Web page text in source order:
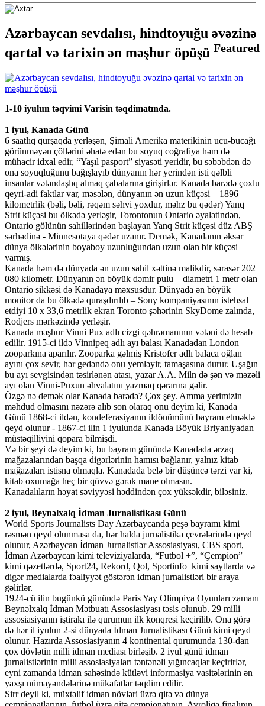
Azərbaycan sevdalısı, hindtoyuğu əvəzinə
qartal və tarixin ən məşhur öpüşü Featured
1-10 iyulun təqvimi Varisin təqdimatında.
1 iyul, Kanada Günü
6 saatlıq qurşaqda yerləşən, Şimali Amerika materikinin ucu-bucağı
görünməyən çöllərini əhatə edən bu soyuq coğrafiya həm də
mühacir idxal edir, “Yaşıl pasport” siyasəti yeridir, bu səbəbdən də
ona soyuqluğunu bağışlayıb dünyanın hər yerindən isti qəlbli
insanlar vətəndaşlıq almaq çabalarına girişirlər. Kanada barədə çoxlu
qeyri-adi faktlar var, məsələn, dünyanın ən uzun küçəsi – 1896
kilometrlik (bəli, bəli, rəqəm səhvi yoxdur, məhz bu qədər) Yanq
Strit küçəsi bu ölkədə yerləşir, Torontonun Ontario əyalətindən,
Ontario gölünün sahillərindən başlayan Yanq Strit küçəsi düz ABŞ
sərhədinə - Minnesotaya qədər uzanır. Demək, Kanadanın əksər
dünya ölkələrinin boyaboy uzunluğundan uzun olan bir küçəsi
varmış.
Kanada həm də dünyada ən uzun sahil xəttinə malikdir, sərasər 202
080 kilometr. Dünyanın ən böyük dəmir pulu – diametri 1 metr olan
Ontario sikkəsi də Kanadaya məxsusdur. Dünyada ən böyük
monitor da bu ölkədə quraşdırılıb – Sony kompaniyasının istehsal
etdiyi 10 x 33,6 metrlik ekran Toronto şəhərinin SkyDome zalında,
Rodjers mərkəzində yerləşir.
Kanada məşhur Vinni Pux adlı cizgi qəhrəmanının vətəni də hesab
edilir. 1915-ci ildə Vinnipeq adlı ayı balası Kanadadan London
zooparkına aparılır. Zooparka gəlmiş Kristofer adlı balaca oğlan
ayını çox sevir, hər gedəndə onu yemləyir, tamaşasına durur. Uşağın
bu ayı sevgisindən təsirlənən atası, yazar A.A. Miln də şən və məzəli
ayı olan Vinni-Puxun əhvalatını yazmaq qərarına gəlir.
Özgə nə demək olar Kanada barədə? Çox şey. Amma yerimizin
məhdud olmasını nəzərə alıb son olaraq onu deyim ki, Kanada
Günü 1868-ci ildən, kondeferasiyanın ildönümünü bayram etməklə
qeyd olunur - 1867-ci ilin 1 iyulunda Kanada Böyük Briyaniyadan
müstəqilliyini qopara bilmişdi.
Və bir şeyi də deyim ki, bu bayram günündə Kanadada ərzaq
mağazalarından başqa digərlərinin hamısı bağlanır, yalnız kitab
mağazaları istisna olmaqla. Kanadada belə bir düşüncə tərzi var ki,
kitab oxumağa heç bir qüvvə gərək mane olmasın.
Kanadalıların həyat səviyyəsi həddindən çox yüksəkdir, biləsiniz.
2 iyul, Beynəlxalq İdman Jurnalistikası Günü
World Sports Journalists Day Azərbaycanda peşə bayramı kimi
rəsmən qeyd olunmasa da, hər halda jurnalistika çevrələrində qeyd
olunur, Azərbaycan İdman Jurnalistlər Assosiasiyası, CBS sport,
İdman Azərbaycan kimi televiziyalarda, “Futbol +”, “Çempion”
kimi qəzetlərdə, Sport24, Rekord, Qol, Sportinfo kimi saytlarda və
digər medialarda fəaliyyət göstərən idman jurnalistləri bir araya
gəlirlər.
1924-cü ilin bugünkü günündə Paris Yay Olimpiya Oyunları zamanı
Beynəlxalq İdman Mətbuatı Assosiasiyası təsis olunub. 29 milli
assosiasiyanın iştirakı ilə qurumun ilk konqresi keçirilib. Ona görə
də hər il iyulun 2-si dünyada İdman Jurnalistikası Günü kimi qeyd
olunur. Hazırda Assosiasiyanın 4 kontinental qurumunda 130-dan
çox dövlətin milli idman mediası birləşib. 2 iyul günü idman
jurnalistlərinin milli assosiasiyaları təntənəli yığıncaqlar keçirirlər,
eyni zamanda idman sahəsində kütləvi informasiya vasitələrinin ən
yaxşı nümayəndələrinə mükafatlar təqdim edilir.
Sirr deyil ki, müxtəlif idman növləri üzrə qitə və dünya